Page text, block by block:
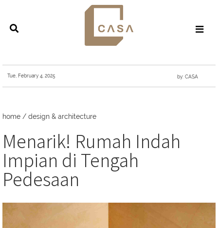
Tue, February 4, 2025 by: CASA
home / design & architecture
Menarik! Rumah Indah
Impian di Tengah
Pedesaan